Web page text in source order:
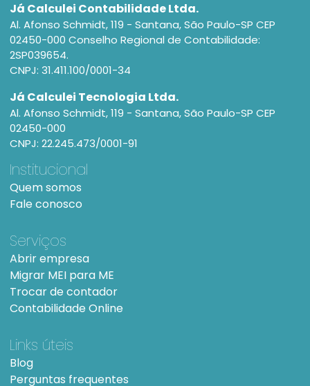
Já Calculei Contabilidade Ltda.
Al. Afonso Schmidt, 119 - Santana, São Paulo-SP CEP
02450-000 Conselho Regional de Contabilidade:
2SP039654.
CNPJ: 31.411.100/0001-34
Já Calculei Tecnologia Ltda.
Al. Afonso Schmidt, 119 - Santana, São Paulo-SP CEP
02450-000
CNPJ: 22.245.473/0001-91
Institucional
Quem somos
Fale conosco
Serviços
Abrir empresa
Migrar MEI para ME
Trocar de contador
Contabilidade Online
Links úteis
Blog
Perguntas frequentes